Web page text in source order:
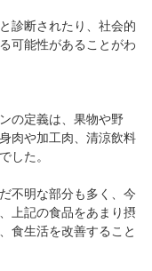
診断されたり、社会的
可能性があることがわ
の定義は、果物や野
肉や加工肉、清涼飲料
した。
不明な部分も多く、今
上記の食品をあまり摂
食生活を改善すること